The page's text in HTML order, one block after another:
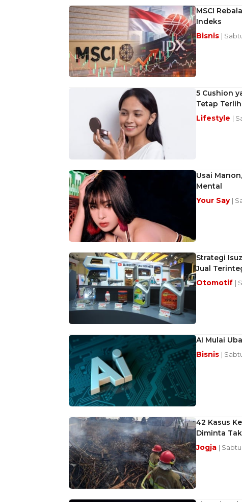
MSCI
Indeks
Bisnis |
5 Cushion
Tetap
Lifestyle |
Usai
Mental
Your Say |
Strategi
Jual
Otomotif |
AI Mulai
Bisnis |
42 Kasus
Diminta
Jogja |